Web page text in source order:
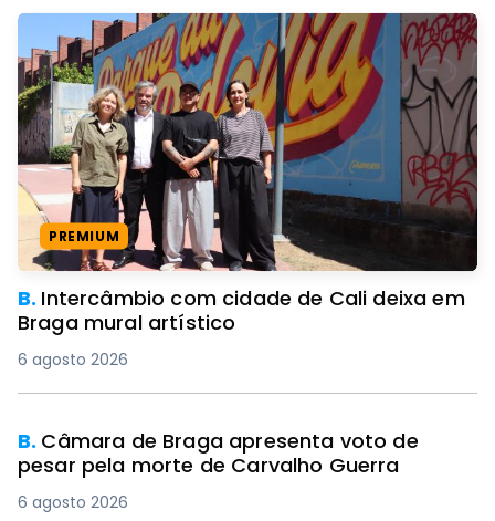
PREMIUM
B. Intercâmbio com cidade de Cali deixa em
Braga mural artístico
6 agosto 2026
B. Câmara de Braga apresenta voto de
pesar pela morte de Carvalho Guerra
6 agosto 2026